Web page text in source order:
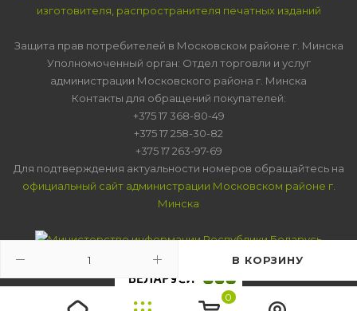
В КОРЗИНУ
0
изготовителя, распространителя печатных изданий
Защита прав потребителей в Московском районе г. Минска
Уполномоченный орган: Отдел торговли и услуг
администрации Московского района г. Минска
Контакты для обращений покупателей:
+375 17 368-80-49
+375 17 258-30-82
+375 17 263-97-69
Для подтверждения актуальности номеров обращайтесь на
официальный сайт администрации Московском районе г.
Минска